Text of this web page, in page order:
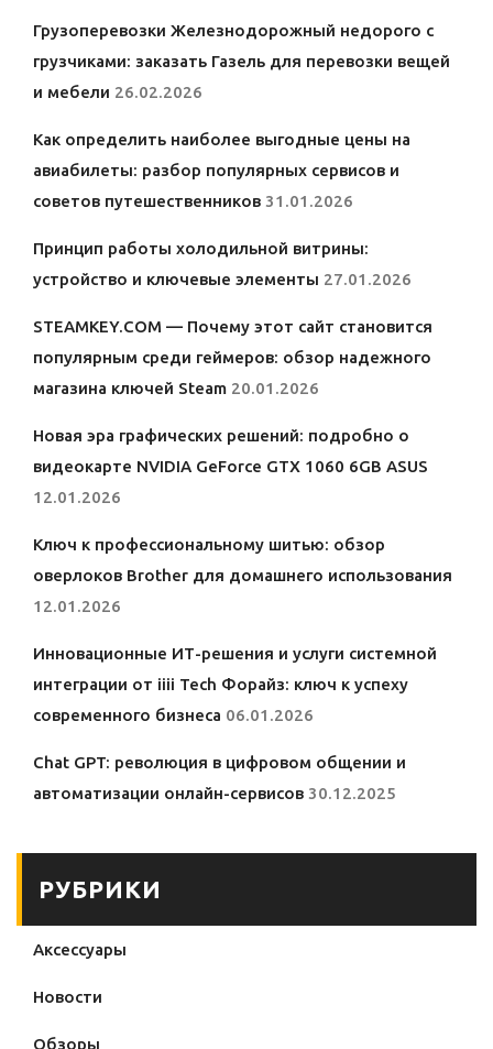
Грузоперевозки Железнодорожный недорого с
грузчиками: заказать Газель для перевозки вещей
и мебели 26.02.2026
Как определить наиболее выгодные цены на
авиабилеты: разбор популярных сервисов и
советов путешественников 31.01.2026
Принцип работы холодильной витрины:
устройство и ключевые элементы 27.01.2026
STEAMKEY.COM — Почему этот сайт становится
популярным среди геймеров: обзор надежного
магазина ключей Steam 20.01.2026
Новая эра графических решений: подробно о
видеокарте NVIDIA GeForce GTX 1060 6GB ASUS
12.01.2026
Ключ к профессиональному шитью: обзор
оверлоков Brother для домашнего использования
12.01.2026
Инновационные ИТ-решения и услуги системной
интеграции от iiii Tech Форайз: ключ к успеху
современного бизнеса 06.01.2026
Chat GPT: революция в цифровом общении и
автоматизации онлайн-сервисов 30.12.2025
РУБРИКИ
Аксессуары
Новости
Обзоры